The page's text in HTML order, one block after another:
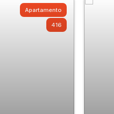
Apartamento
416